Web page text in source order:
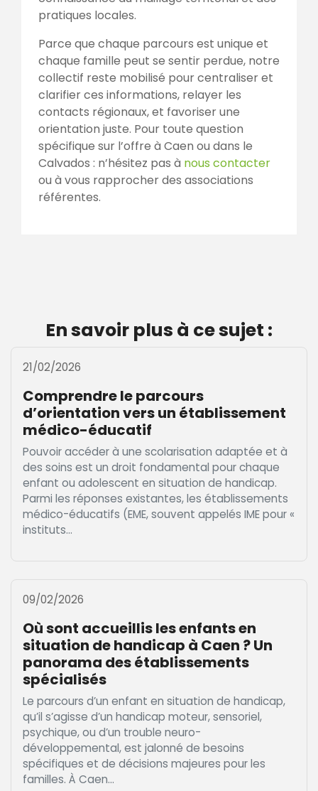
pratiques locales.
Parce que chaque parcours est unique et
chaque famille peut se sentir perdue, notre
collectif reste mobilisé pour centraliser et
clarifier ces informations, relayer les
contacts régionaux, et favoriser une
orientation juste. Pour toute question
spécifique sur l’offre à Caen ou dans le
Calvados : n’hésitez pas à nous contacter
ou à vous rapprocher des associations
référentes.
En savoir plus à ce sujet :
21/02/2026
Comprendre le parcours
d’orientation vers un établissement
médico-éducatif
Pouvoir accéder à une scolarisation adaptée et à
des soins est un droit fondamental pour chaque
enfant ou adolescent en situation de handicap.
Parmi les réponses existantes, les établissements
médico-éducatifs (EME, souvent appelés IME pour «
instituts...
09/02/2026
Où sont accueillis les enfants en
situation de handicap à Caen ? Un
panorama des établissements
spécialisés
Le parcours d’un enfant en situation de handicap,
qu’il s’agisse d’un handicap moteur, sensoriel,
psychique, ou d’un trouble neuro-
développemental, est jalonné de besoins
spécifiques et de décisions majeures pour les
familles. À Caen...